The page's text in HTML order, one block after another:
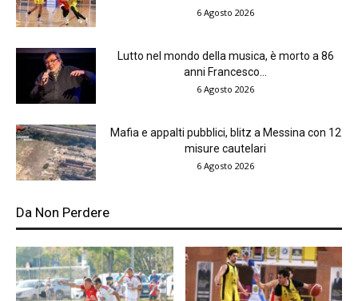
6 Agosto 2026
Lutto nel mondo della musica, è morto a 86
anni Francesco...
6 Agosto 2026
Mafia e appalti pubblici, blitz a Messina con 12
misure cautelari
6 Agosto 2026
Da Non Perdere